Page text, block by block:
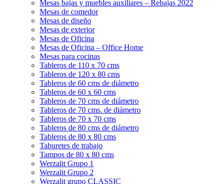
Mesas bajas y muebles auxiliares – Rebajas 2022
Mesas de comedor
Mesas de diseño
Mesas de exterior
Mesas de Oficina
Mesas de Oficina – Office Home
Mesas para cocinas
Tableros de 110 x 70 cms
Tableros de 120 x 80 cms
Tableros de 60 cms de diámetro
Tableros de 60 x 60 cms
Tableros de 70 cms de diámetro
Tableros de 70 cms. de diámetro
Tableros de 70 x 70 cms
Tableros de 80 cms de diámetro
Tableros de 80 x 80 cms
Taburetes de trabajo
Tampos de 80 x 80 cms
Werzalit Grupo 1
Werzalit Grupo 2
Werzalit grupo CLASSIC